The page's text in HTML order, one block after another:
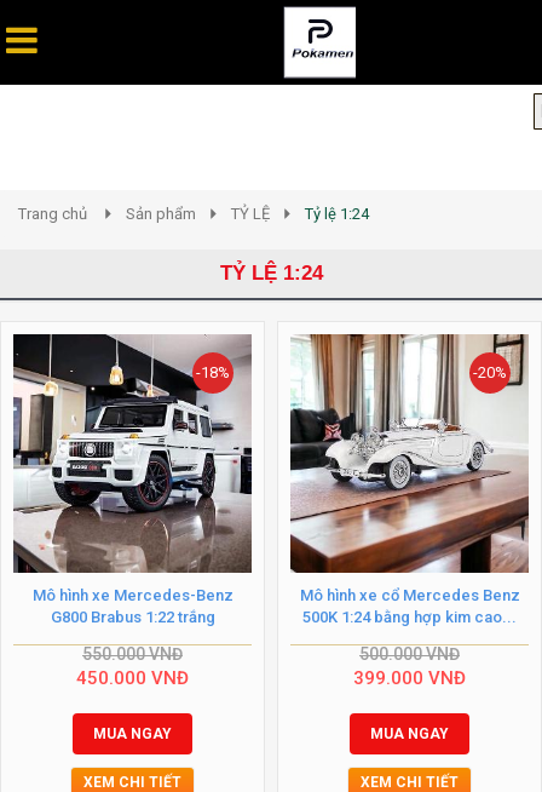
Trang chủ Sản phẩm TỶ LỆ Tỷ lệ 1:24
TỶ LỆ 1:24
-18%
Mô hình xe Mercedes-Benz
G800 Brabus 1:22 trắng
550.000VNĐ
450.000 VNĐ
MUA NGAY
XEM CHI TIẾT
-20%
Mô hình xe cổ Mercedes Benz
500K 1:24 bằng hợp kim cao...
500.000VNĐ
399.000 VNĐ
MUA NGAY
XEM CHI TIẾT